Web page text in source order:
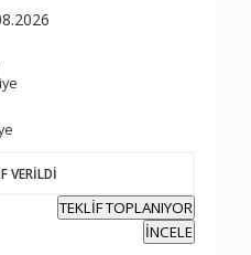
VERİLDİ
TEKLİF TOPLANIYOR
İNCELE